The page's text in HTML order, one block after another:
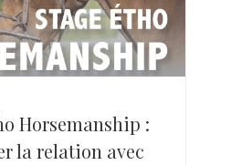
Horsemanship :
la relation avec